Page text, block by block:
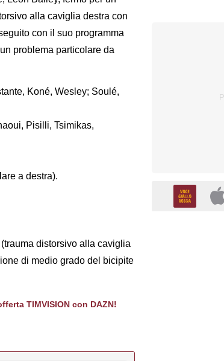
alla caviglia destra con
con il suo programma
problema particolare da
Koné, Wesley; Soulé,
Pisilli, Tsimikas,
a destra).
distorsivo alla caviglia
di medio grado del bicipite
TIMVISION con DAZN!